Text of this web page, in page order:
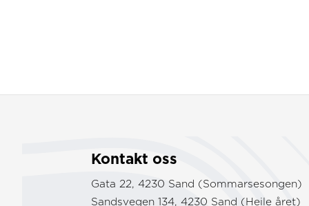
Kontakt oss
Gata 22, 4230 Sand (Sommarsesongen)
Sandsvegen 134, 4230 Sand (Heile året)